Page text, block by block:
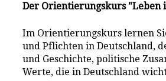
Der Orientierungskurs "Leben
Im Orientierungskurs lernen
und Pflichten in Deutschland,
und Geschichte, politische
Werte, die in Deutschland